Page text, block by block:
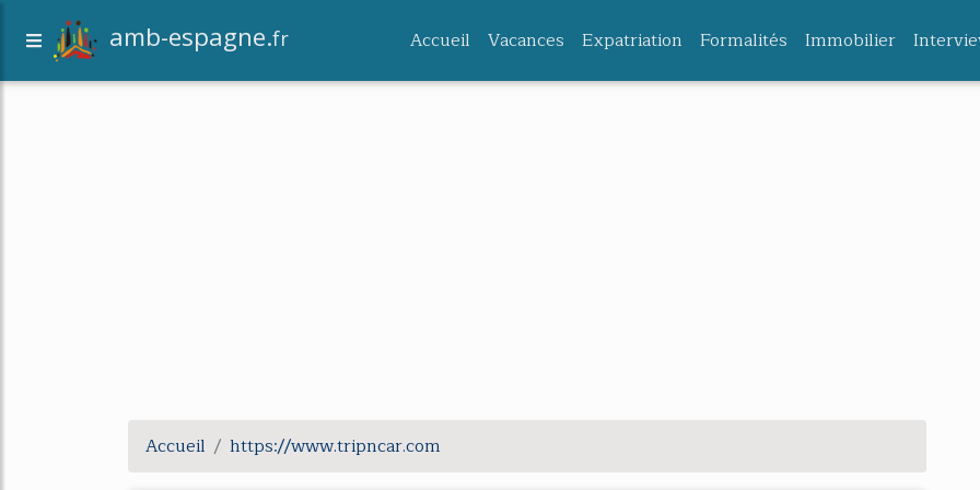
amb-espagne.fr Accueil Vacances Expatriation Formalités Immobilier
Accueil https://www.tripncar.com